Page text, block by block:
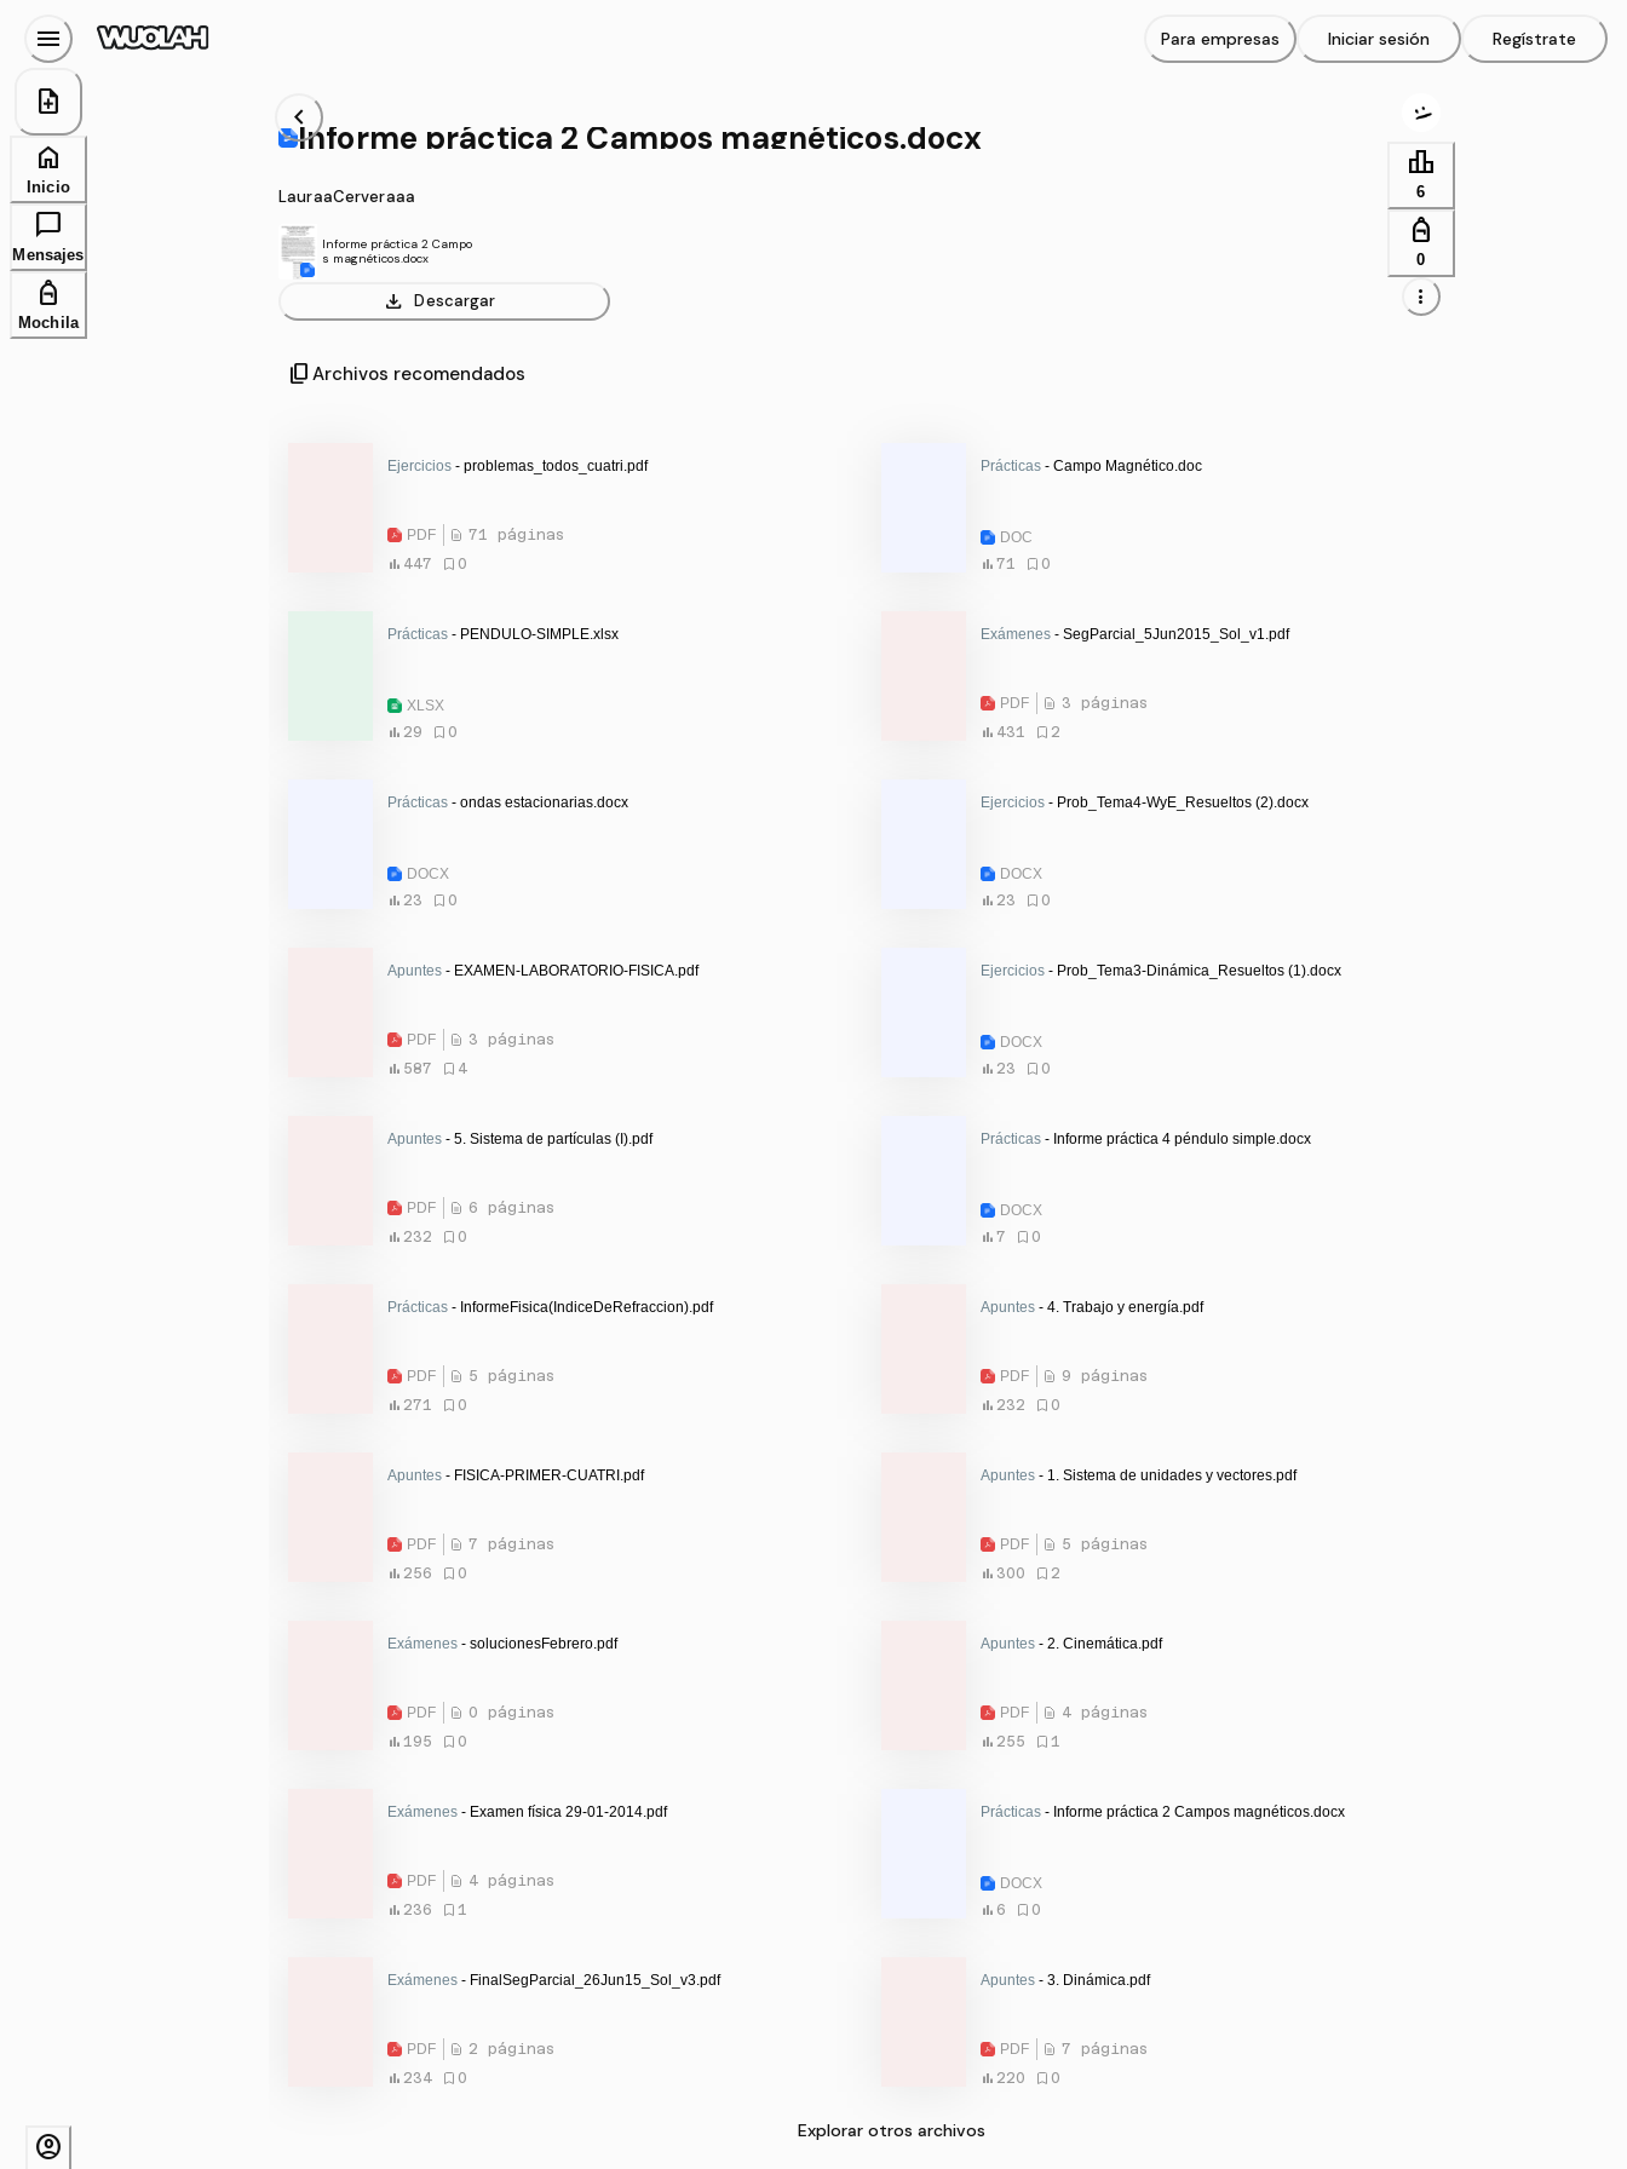
chevron_left
Informe práctica 2 Campos magnéticos.docx
LauraaCerveraaa
Informe práctica 2 Campo
s magnéticos.docx
download Descargar
leaderboard
6
personal_bag
0
more_vert
content_copy Archivos recomendados
Ejercicios - problemas_todos_cuatri.pdf
PDF
71 páginas
447
0
Prácticas - Campo Magnético.doc
DOC
71
0
Prácticas - PENDULO-SIMPLE.xlsx
XLSX
29
0
Exámenes - SegParcial_5Jun2015_Sol_v1.pdf
PDF
3 páginas
431
2
Prácticas - ondas estacionarias.docx
DOCX
23
0
Ejercicios - Prob_Tema4-WyE_Resueltos (2).docx
DOCX
23
0
Apuntes - EXAMEN-LABORATORIO-FISICA.pdf
PDF
3 páginas
587
4
Ejercicios - Prob_Tema3-Dinámica_Resueltos (1).docx
DOCX
23
0
Apuntes - 5. Sistema de partículas (I).pdf
PDF
6 páginas
232
0
Prácticas - Informe práctica 4 péndulo simple.docx
DOCX
7
0
Prácticas - InformeFisica(IndiceDeRefraccion).pdf
PDF
5 páginas
271
0
Apuntes - 4. Trabajo y energía.pdf
PDF
9 páginas
232
0
Apuntes - FISICA-PRIMER-CUATRI.pdf
PDF
7 páginas
256
0
Apuntes - 1. Sistema de unidades y vectores.pdf
PDF
5 páginas
300
2
Exámenes - solucionesFebrero.pdf
PDF
0 páginas
195
0
Apuntes - 2. Cinemática.pdf
PDF
4 páginas
255
1
Exámenes - Examen física 29-01-2014.pdf
PDF
4 páginas
236
1
Prácticas - Informe práctica 2 Campos magnéticos.docx
DOCX
6
0
Exámenes - FinalSegParcial_26Jun15_Sol_v3.pdf
PDF
2 páginas
234
0
Apuntes - 3. Dinámica.pdf
PDF
7 páginas
220
0
Explorar otros archivos
Para empresas Iniciar sesión Regístrate
menu
note_add
home
Inicio
chat_bubble
Mensajes
personal_bag
Mochila
account_circle